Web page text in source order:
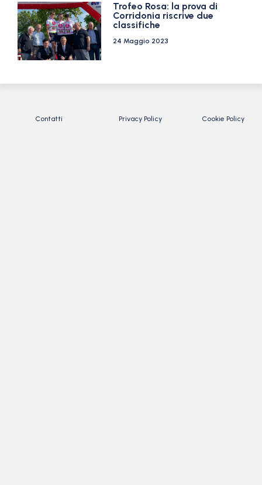
Trofeo Rosa: la prova di
Corridonia riscrive due
classifiche
24 Maggio 2023
Contatti Privacy Policy Cookie Policy